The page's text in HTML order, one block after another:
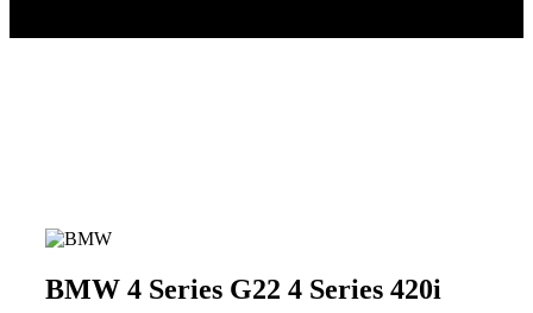
BMW 4 Series G22 4 Series 420i